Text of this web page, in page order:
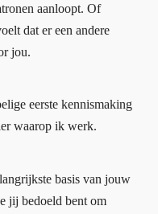
aanloopt. Of
dat er een andere
jou.
eerste kennismaking
waarop ik werk.
basis van jouw
jij bedoeld bent om